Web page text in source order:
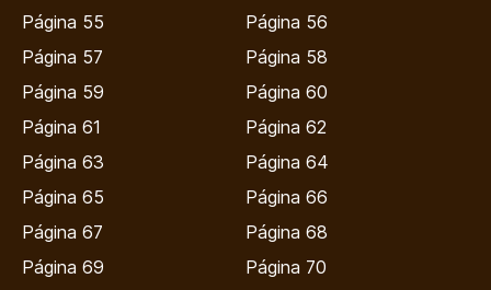
Página 55
Página 56
Página 57
Página 58
Página 59
Página 60
Página 61
Página 62
Página 63
Página 64
Página 65
Página 66
Página 67
Página 68
Página 69
Página 70